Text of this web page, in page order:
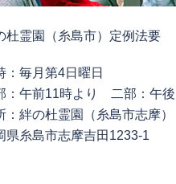
杜霊園（糸島市）定例法要
：毎月第4日曜日
：午前11時より 二部：午後
：絆の杜霊園（糸島市志摩）
県糸島市志摩吉田1233-1